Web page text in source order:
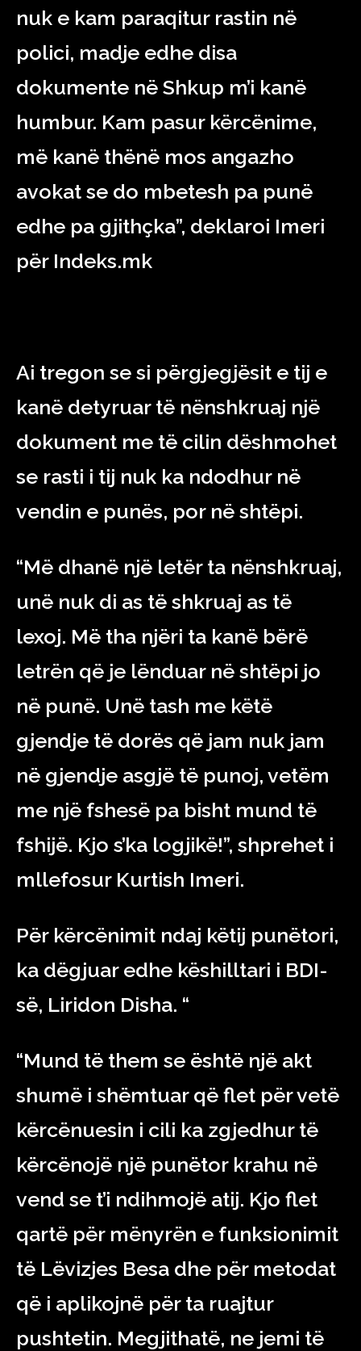
nuk e kam paraqitur rastin në
polici, madje edhe disa
dokumente në Shkup m’i kanë
humbur. Kam pasur kërcënime,
më kanë thënë mos angazho
avokat se do mbetesh pa punë
edhe pa gjithçka”, deklaroi Imeri
për Indeks.mk
Ai tregon se si përgjegjësit e tij e
kanë detyruar të nënshkruaj një
dokument me të cilin dëshmohet
se rasti i tij nuk ka ndodhur në
vendin e punës, por në shtëpi.
“Më dhanë një letër ta nënshkruaj,
unë nuk di as të shkruaj as të
lexoj. Më tha njëri ta kanë bërë
letrën që je lënduar në shtëpi jo
në punë. Unë tash me këtë
gjendje të dorës që jam nuk jam
në gjendje asgjë të punoj, vetëm
me një fshesë pa bisht mund të
fshijë. Kjo s’ka logjikë!”, shprehet i
mllefosur Kurtish Imeri.
Për kërcënimit ndaj këtij punëtori,
ka dëgjuar edhe këshilltari i BDI-
së, Liridon Disha. “
“Mund të them se është një akt
shumë i shëmtuar që flet për vetë
kërcënuesin i cili ka zgjedhur të
kërcënojë një punëtor krahu në
vend se t’i ndihmojë atij. Kjo flet
qartë për mënyrën e funksionimit
të Lëvizjes Besa dhe për metodat
që i aplikojnë për ta ruajtur
pushtetin. Megjithatë, ne jemi të